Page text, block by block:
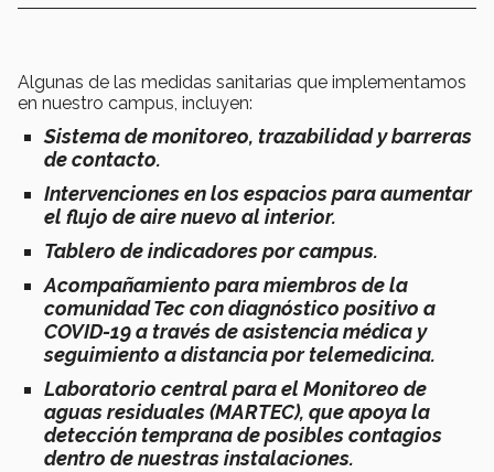
Algunas de las medidas sanitarias que implementamos
en nuestro campus, incluyen:
Sistema de monitoreo, trazabilidad y barreras
de contacto.
Intervenciones en los espacios para aumentar
el flujo de aire nuevo al interior.
Tablero de indicadores por campus.
Acompañamiento para miembros de la
comunidad Tec con diagnóstico positivo a
COVID-19 a través de asistencia médica y
seguimiento a distancia por telemedicina.
Laboratorio central para el Monitoreo de
aguas residuales (MARTEC), que apoya la
detección temprana de posibles contagios
dentro de nuestras instalaciones.